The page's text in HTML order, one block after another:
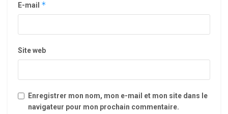
E-mail *
Site web
Enregistrer mon nom, mon e-mail et mon site dans le
navigateur pour mon prochain commentaire.